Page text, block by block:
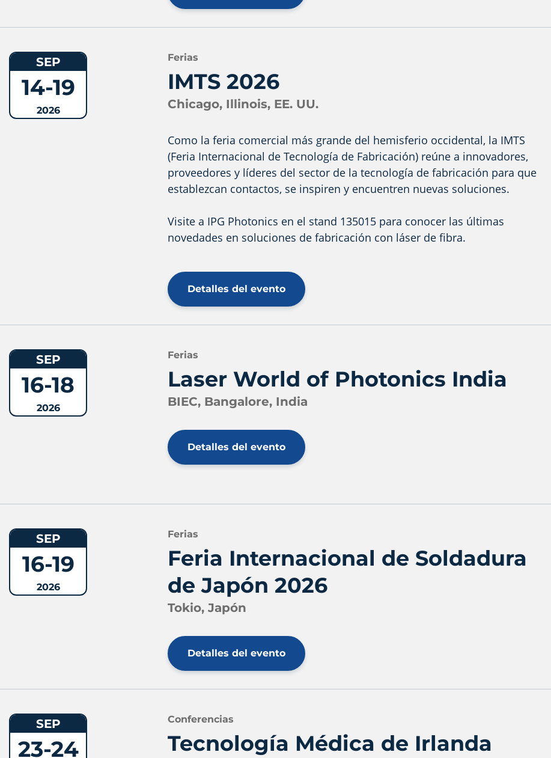
SEP
14-19
2026
Ferias
IMTS 2026
Chicago, Illinois, EE. UU.
Como la feria comercial más grande del hemisferio occidental, la IMTS
(Feria Internacional de Tecnología de Fabricación) reúne a innovadores,
proveedores y líderes del sector de la tecnología de fabricación para que
establezcan contactos, se inspiren y encuentren nuevas soluciones.
Visite a IPG Photonics en el stand 135015 para conocer las últimas
novedades en soluciones de fabricación con láser de fibra.
Detalles del evento
SEP
16-18
2026
Ferias
Laser World of Photonics India
BIEC, Bangalore, India
Detalles del evento
SEP
16-19
2026
Ferias
Feria Internacional de Soldadura
de Japón 2026
Tokio, Japón
Detalles del evento
SEP
23-24
Conferencias
Tecnología Médica de Irlanda